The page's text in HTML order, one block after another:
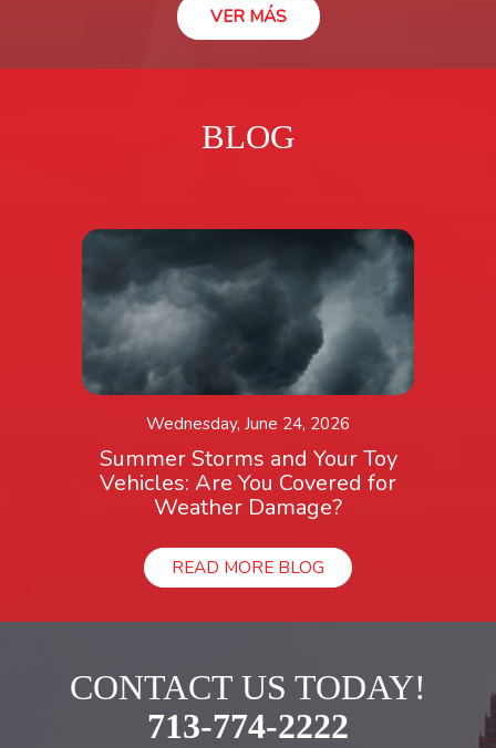
VER MÁS
BLOG
Wednesday, June 24, 2026
Summer Storms and Your Toy
Vehicles: Are You Covered for
Weather Damage?
READ MORE BLOG
CONTACT US TODAY!
713-774-2222